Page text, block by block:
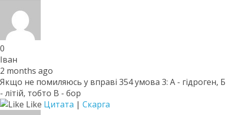
0
Іван
2 months ago
Якщо не помиляюсь у вправі 354 умова 3: А - гідроген, Б
- літій, тобто В - бор
Like Цитата | Скарга